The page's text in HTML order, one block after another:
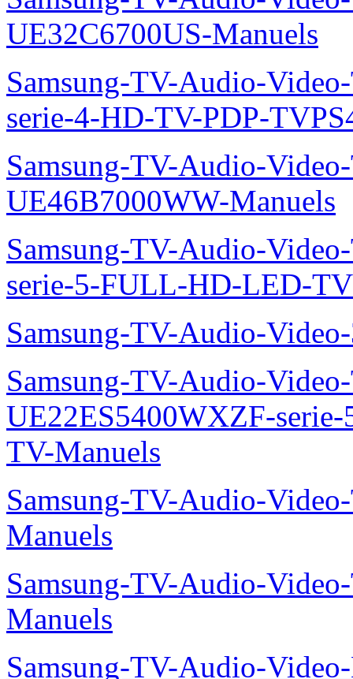
Samsung-TV-Audio-
serie-5-FULL-HD-LED-
Samsung-TV-Audio-
Manuels
Samsung-TV-Audio-
UE32C6700US-Manuels
Samsung-TV-Audio-
serie-4-HD-TV-PDP-
Samsung-TV-Audio-
UE46B7000WW-Manuels
Samsung-TV-Audio-
serie-5-FULL-HD-LED-
Samsung-TV-Audio-
Samsung-TV-Audio-
UE22ES5400WXZF-
TV-Manuels